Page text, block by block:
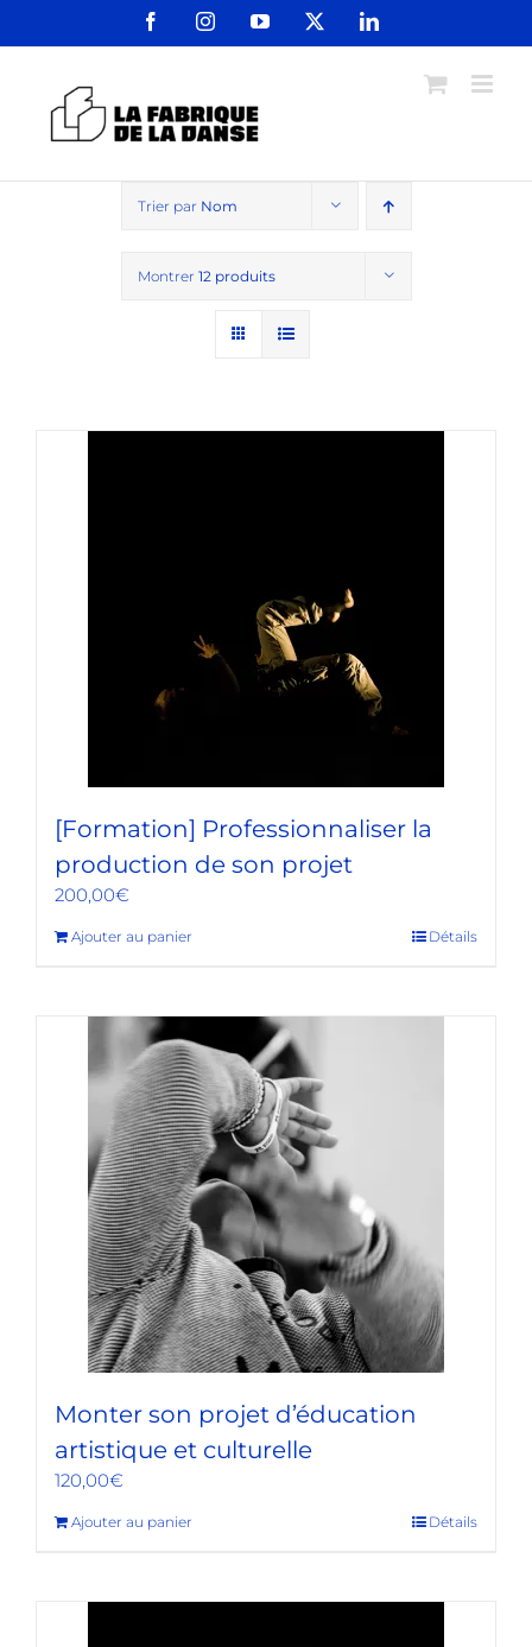
FacebookInstagramYouTube LinkedIn
Trier par Nom
Montrer 12 produits
[Formation] Professionnaliser la
production de son projet
200,00€
Ajouter au panier Détails
Monter son projet d’éducation
artistique et culturelle
120,00€
Ajouter au panier Détails